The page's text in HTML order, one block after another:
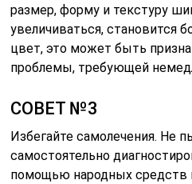
размер, форму и текстуру
увеличиваться, становится
цвет, это может быть
проблемы, требующей
СОВЕТ №3
Избегайте самолечения. Не
самостоятельно
помощью народных средств